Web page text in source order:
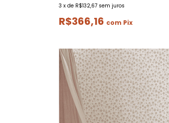
3 x de R$132,67 sem juros
R$366,16 com Pix